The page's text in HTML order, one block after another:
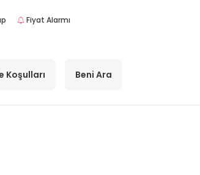
Fiyat Alarmı
Koşulları Beni Ara